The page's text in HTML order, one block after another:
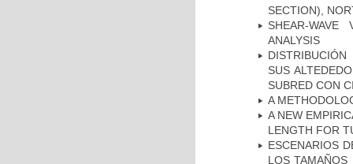
SECTION),
SHEAR-WAVE
ANALYSIS
SUS
SUBRED CON
A
A NEW
LENGTH FOR
ESCENARIOS
LOS TAMAÑOS